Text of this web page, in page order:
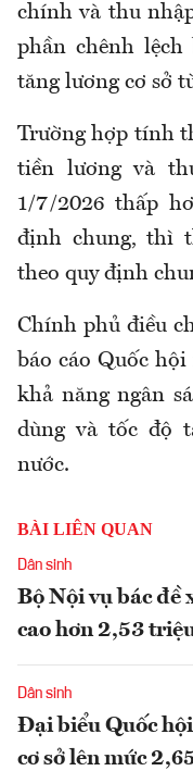
chính và thu
phần chênh
tăng lương cơ sở
Trường hợp tính
tiền lương và
1/7/2026 thấp
định chung, thì
theo quy định
Chính phủ điều
báo cáo Quốc
khả năng ngân
dùng và tốc độ
nước.
BÀI LIÊN QUAN
Dân sinh
Bộ Nội vụ bác đề
cao hơn 2,53
Dân sinh
Đại biểu Quốc
cơ sở lên mức